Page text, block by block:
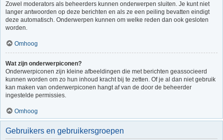
Zowel moderators als beheerders kunnen onderwerpen sluiten. Je kunt niet
langer antwoorden op deze berichten en als ze een peiling bevatten eindigt
deze automatisch. Onderwerpen kunnen om welke reden dan ook gesloten
worden.
Omhoog
Wat zijn onderwerpiconen?
Onderwerpiconen zijn kleine afbeeldingen die met berichten geassocieerd
kunnen worden om zo hun inhoud kracht bij te zetten. Of je al dan niet gebruik
kan maken van onderwerpiconen hangt af van de door de beheerder
ingestelde permissies.
Omhoog
Gebruikers en gebruikersgroepen